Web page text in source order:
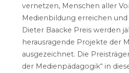
vernetzen, Menschen aller
Medienbildung erreichen
Dieter Baacke Preis werden
herausragende Projekte der
ausgezeichnet. Die
der Medienpädagogik“ in